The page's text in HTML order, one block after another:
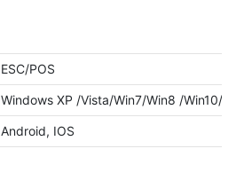
ESC/POS
Windows XP /Vista/Win7/Win8 /Win10/
Android, IOS